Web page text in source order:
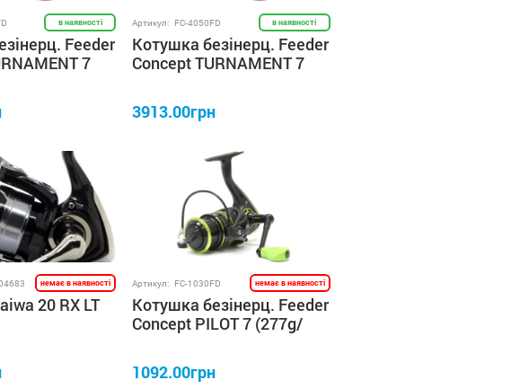
в наявності
Feeder
7
Артикул: FC-4050FD в наявності
Котушка безінерц. Feeder
Concept TURNAMENT 7
3913.00грн
немає в наявності
20 RX LT
Артикул: FC-1030FD немає в наявності
Котушка безінерц. Feeder
Concept PILOT 7 (277g/
1092.00грн